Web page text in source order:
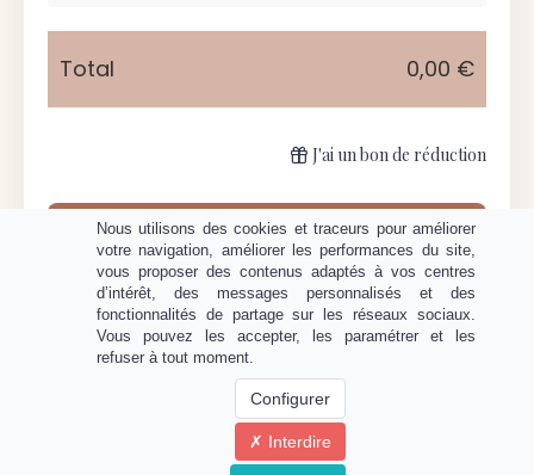
Total 0,00 €
J'ai un bon de réduction
Continuer
Nous utilisons des cookies et traceurs pour améliorer
votre navigation, améliorer les performances du site,
vous proposer des contenus adaptés à vos centres
d’intérêt, des messages personnalisés et des
fonctionnalités de partage sur les réseaux sociaux.
Vous pouvez les accepter, les paramétrer et les
refuser à tout moment.
Configurer
Interdire